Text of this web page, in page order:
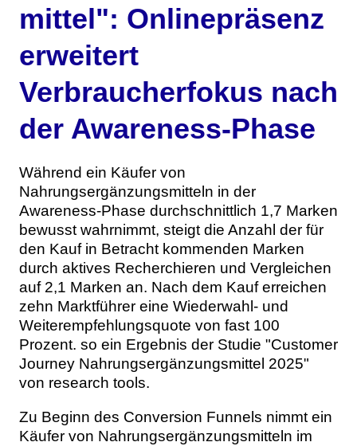
Digital Health
Personen
Abonnement
Über uns
Werben
mittel": Onlinepräsenz
erweitert
Verbraucherfokus nach
der Awareness-Phase
Während ein Käufer von
Nahrungsergänzungsmitteln in der
Awareness-Phase durchschnittlich 1,7 Marken
bewusst wahrnimmt, steigt die Anzahl der für
den Kauf in Betracht kommenden Marken
durch aktives Recherchieren und Vergleichen
auf 2,1 Marken an. Nach dem Kauf erreichen
zehn Marktführer eine Wiederwahl- und
Weiterempfehlungsquote von fast 100
Prozent. so ein Ergebnis der Studie "Customer
Journey Nahrungsergänzungsmittel 2025"
von research tools.
Zu Beginn des Conversion Funnels nimmt ein
Käufer von Nahrungsergänzungsmitteln im